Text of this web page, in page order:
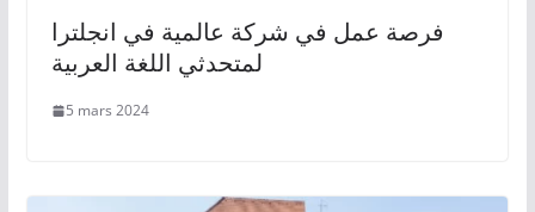
فرصة عمل في شركة عالمية في انجلترا
لمتحدثي اللغة العربية
5 mars 2024